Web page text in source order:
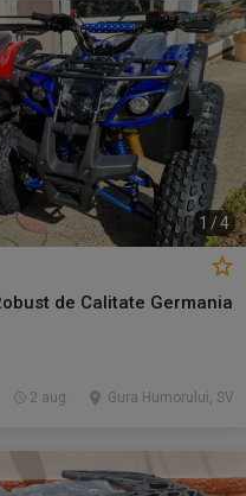
1 /4
de Calitate Germania
Gura Humorului, SV
2 aug.